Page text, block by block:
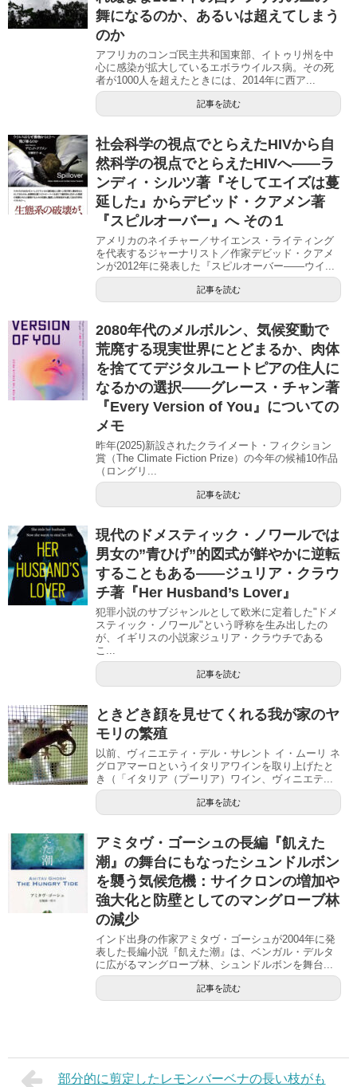
舞になるのか、あるいは超えてしまう
のか
アフリカのコンゴ民主共和国東部、イトゥリ州を中
心に感染が拡大しているエボラウイルス病。その死
者が1000人を超えたときには、2014年に西ア...
記事を読む
社会科学の視点でとらえたHIVから自
然科学の視点でとらえたHIVへ――ラ
ンディ・シルツ著『そしてエイズは蔓
延した』からデビッド・クアメン著
『スピルオーバー』へ その１
アメリカのネイチャー／サイエンス・ライティング
を代表するジャーナリスト／作家デビッド・クアメ
ンが2012年に発表した『スピルオーバー――ウイ...
記事を読む
2080年代のメルボルン、気候変動で
荒廃する現実世界にとどまるか、肉体
を捨ててデジタルユートピアの住人に
なるかの選択――グレース・チャン著
『Every Version of You』についての
メモ
昨年(2025)新設されたクライメート・フィクション
賞（The Climate Fiction Prize）の今年の候補10作品
（ロングリ...
記事を読む
現代のドメスティック・ノワールでは
男女の”青ひげ”的図式が鮮やかに逆転
することもある――ジュリア・クラウ
チ著『Her Husband’s Lover』
犯罪小説のサブジャンルとして欧米に定着した"ドメ
スティック・ノワール"という呼称を生み出したの
が、イギリスの小説家ジュリア・クラウチである
こ...
記事を読む
ときどき顔を見せてくれる我が家のヤ
モリの繁殖
以前、ヴィニエティ・デル・サレント イ・ムーリ ネ
グロアマーロというイタリアワインを取り上げたと
き（「イタリア（プーリア）ワイン、ヴィニエテ...
記事を読む
アミタヴ・ゴーシュの長編『飢えた
潮』の舞台にもなったシュンドルボン
を襲う気候危機：サイクロンの増加や
強大化と防壁としてのマングローブ林
の減少
インド出身の作家アミタヴ・ゴーシュが2004年に発
表した長編小説『飢えた潮』は、ベンガル・デルタ
に広がるマングローブ林、シュンドルボンを舞台...
記事を読む
部分的に剪定したレモンバーベナの長い枝がも